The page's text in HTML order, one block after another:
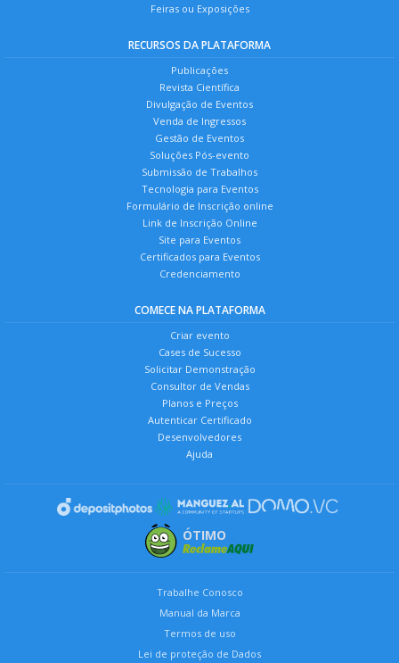
Feiras ou Exposições
RECURSOS DA PLATAFORMA
Publicações
Revista Científica
Divulgação de Eventos
Venda de Ingressos
Gestão de Eventos
Soluções Pós-evento
Submissão de Trabalhos
Tecnologia para Eventos
Formulário de Inscrição online
Link de Inscrição Online
Site para Eventos
Certificados para Eventos
Credenciamento
COMECE NA PLATAFORMA
Criar evento
Cases de Sucesso
Solicitar Demonstração
Consultor de Vendas
Planos e Preços
Autenticar Certificado
Desenvolvedores
Ajuda
ÓTIMO
Trabalhe Conosco
Manual da Marca
Termos de uso
Lei de proteção de Dados